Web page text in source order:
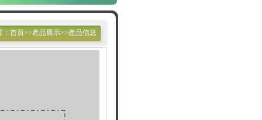
：首頁>>產品展示>>產品信息